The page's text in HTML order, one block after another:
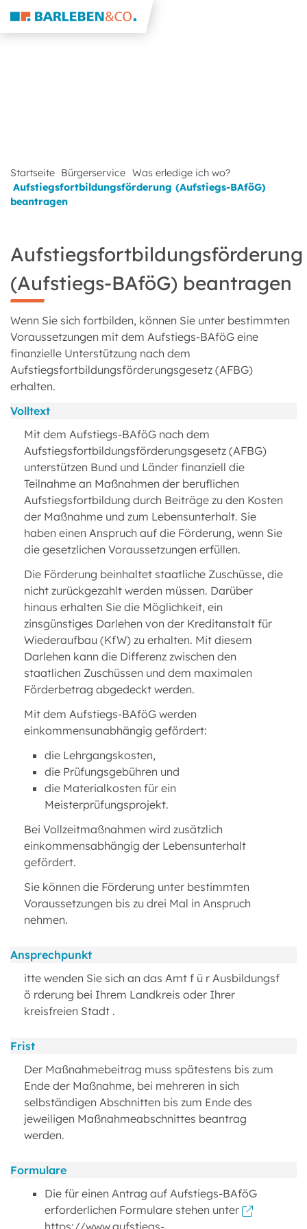
Startseite Bürgerservice Was erledige ich wo?
Aufstiegsfortbildungsförderung (Aufstiegs-BAföG)
beantragen
Aufstiegsfortbildungsförderung
(Aufstiegs-BAföG) beantragen
Wenn Sie sich fortbilden, können Sie unter bestimmten
Voraussetzungen mit dem Aufstiegs-BAföG eine
finanzielle Unterstützung nach dem
Aufstiegsfortbildungsförderungsgesetz (AFBG)
erhalten.
Volltext
Mit dem Aufstiegs-BAföG nach dem
Aufstiegsfortbildungsförderungsgesetz (AFBG)
unterstützen Bund und Länder finanziell die
Teilnahme an Maßnahmen der beruflichen
Aufstiegsfortbildung durch Beiträge zu den Kosten
der Maßnahme und zum Lebensunterhalt. Sie
haben einen Anspruch auf die Förderung, wenn Sie
die gesetzlichen Voraussetzungen erfüllen.
Die Förderung beinhaltet staatliche Zuschüsse, die
nicht zurückgezahlt werden müssen. Darüber
hinaus erhalten Sie die Möglichkeit, ein
zinsgünstiges Darlehen von der Kreditanstalt für
Wiederaufbau (KfW) zu erhalten. Mit diesem
Darlehen kann die Differenz zwischen den
staatlichen Zuschüssen und dem maximalen
Förderbetrag abgedeckt werden.
Mit dem Aufstiegs-BAföG werden
einkommensunabhängig gefördert:
die Lehrgangskosten,
die Prüfungsgebühren und
die Materialkosten für ein
Meisterprüfungsprojekt.
Bei Vollzeitmaßnahmen wird zusätzlich
einkommensabhängig der Lebensunterhalt
gefördert.
Sie können die Förderung unter bestimmten
Voraussetzungen bis zu drei Mal in Anspruch
nehmen.
Ansprechpunkt
itte wenden Sie sich an das Amt f ü r Ausbildungsf
ö rderung bei Ihrem Landkreis oder Ihrer
kreisfreien Stadt .
Frist
Der Maßnahmebeitrag muss spätestens bis zum
Ende der Maßnahme, bei mehreren in sich
selbständigen Abschnitten bis zum Ende des
jeweiligen Maßnahmeabschnittes beantrag
werden.
Formulare
Die für einen Antrag auf Aufstiegs-BAföG
erforderlichen Formulare stehen unter
https://www.aufstiegs-